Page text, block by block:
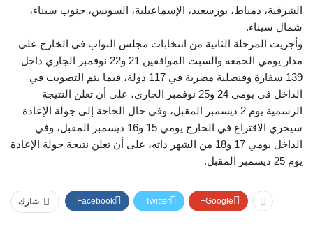
الشرقية، دمياط، بورسعيد، الإسماعيلية، السويس، جنوب سيناء،
شمال سيناء.
وأجريت المرحلة الثانية من انتخابات مجلس النواب في الخارج علي
مدار يومي الجمعة والسبت الموافقين 21 و22 نوفمبر الجاري داخل
139 سفارة وقنصلية مصرية في 117 دولة، فيما يتم التصويت في
الداخل في يومي 24 و25 نوفمبر الجاري، على أن تعلن النتيجة
الرسمية يوم 2 ديسمبر المقبل، وفي حال الحاجة إلى جولة الإعادة
سيجري الاقتراع في الخارج يومي 15 و16 ديسمبر المقبل، وفي
الداخل يومي 17 و18 من الشهر ذاته، على أن تعلن نتيجة جولة الإعادة
يوم 25 ديسمبر المقبل.
شارك Facebook Twitter Google+